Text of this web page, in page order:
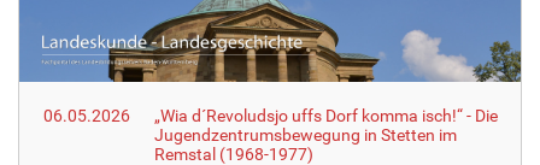
e
:
06.05.2026
„Wia d´Revoludsjo uffs Dorf komma isch!“ - Die
Jugendzentrumsbewegung in Stetten im
Remstal (1968-1977)